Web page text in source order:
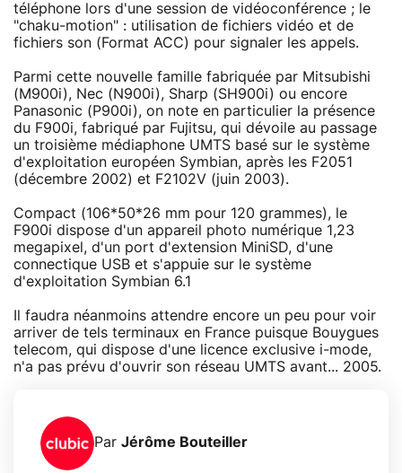
téléphone lors d'une session de vidéoconférence ; le
"chaku-motion" : utilisation de fichiers vidéo et de
fichiers son (Format ACC) pour signaler les appels.
Parmi cette nouvelle famille fabriquée par Mitsubishi
(M900i), Nec (N900i), Sharp (SH900i) ou encore
Panasonic (P900i), on note en particulier la présence
du F900i, fabriqué par Fujitsu, qui dévoile au passage
un troisième médiaphone UMTS basé sur le système
d'exploitation européen Symbian, après les F2051
(décembre 2002) et F2102V (juin 2003).
Compact (106*50*26 mm pour 120 grammes), le
F900i dispose d'un appareil photo numérique 1,23
megapixel, d'un port d'extension MiniSD, d'une
connectique USB et s'appuie sur le système
d'exploitation Symbian 6.1
Il faudra néanmoins attendre encore un peu pour voir
arriver de tels terminaux en France puisque Bouygues
telecom, qui dispose d'une licence exclusive i-mode,
n'a pas prévu d'ouvrir son réseau UMTS avant... 2005.
Par Jérôme Bouteiller